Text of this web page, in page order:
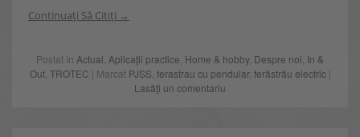
Continuați Să Citiți
Postat în Actual, Aplicații practice, Home & hobby, Despre noi, In &
Out, TROTEC | Marcat PJSS, ferastrau cu pendular, ferăstrău electric|
Lasăți un comentariu